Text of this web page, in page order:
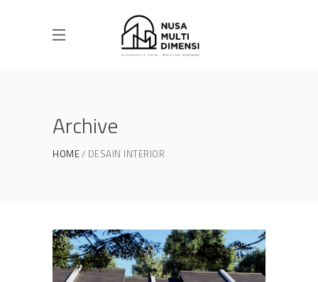
Archive
HOME DESAIN INTERIOR
Desain Cluster Premier 3 di
Cibinong Bogor